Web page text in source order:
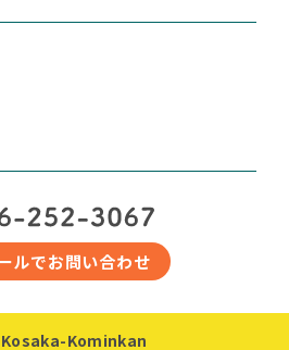
ルでお問い合わせ
Kominkan